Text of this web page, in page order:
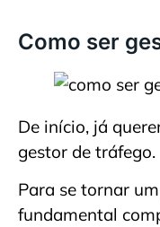
Como ser
De início, já
gestor de tráfego.
Para se tornar
fundamental